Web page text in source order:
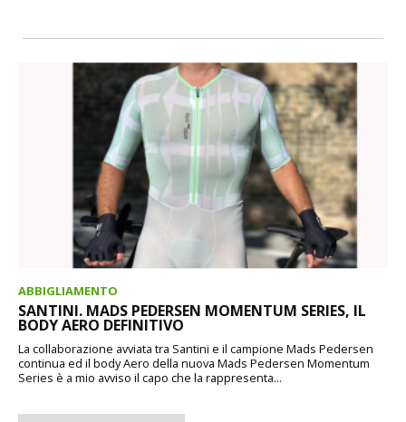
ABBIGLIAMENTO
SANTINI. MADS PEDERSEN MOMENTUM SERIES, IL
BODY AERO DEFINITIVO
La collaborazione avviata tra Santini e il campione Mads Pedersen
continua ed il body Aero della nuova Mads Pedersen Momentum
Series è a mio avviso il capo che la rappresenta...